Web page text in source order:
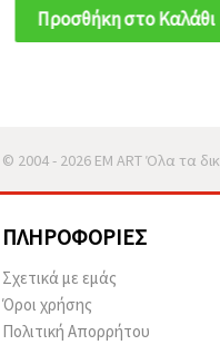
Προσθήκη στο Καλάθι
© 2004 - 2026 EM ART Όλα τα
ΠΛΗΡΟΦΟΡΊΕΣ
Σχετικά με εμάς
Όροι χρήσης
Πολιτική Απορρήτου